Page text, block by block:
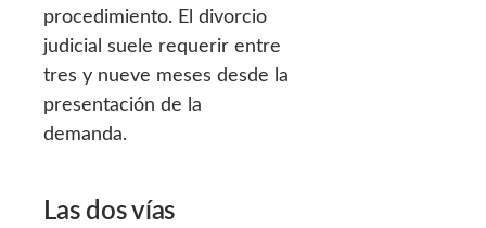
procedimiento. El divorcio
judicial suele requerir entre
tres y nueve meses desde la
presentación de la
demanda.
Las dos vías